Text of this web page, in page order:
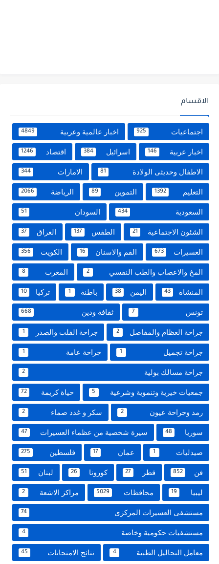
الاقسام
اجتماعيات 925 اخبار عالمية وعربية 4849
اخبار عربية 146 اسرائيل 384 اقتصاد 1246
الاطفال وحديثى الولادة 81 الامارات 344
التعليم 1392 التموين 89 الرياضة 2066
السعودية 434 السودان 51
الشئون الاجتماعية 21 الطقس 137 العراق 37
العسيرات 673 الفم والاسنان 16 الكويت 356
المخ والاعصاب والطب النفسي 2 المغرب 8
المنشاة 43 اليمن 38 باطنة 1 تركيا 10
تونس 7 ثقافة ودين 668
جراحة العظام والمفاصل 2 جراحة القلب والصدر 1
جراحة تجميل 1 جراحة عامة 1
جراحة مسالك بولية 2
جمعيات خيرية وتنموية وشرعية 5 حياة كريمة 72
رمد وجراحة عيون 2 سكر و غدد صماء 2
سوريا 48 سيرة شخصية من عظماء العسيرات 47
صيدليات 1 عمان 17 فلسطين 275
فن 852 قطر 27 كورونا 26 لبنان 51
ليبيا 19 محافظات 5029 مراكز الاشعة 2
مستشفى العسيرات المركزى 74
مستشفيات حكومية وخاصة 4
معامل التحاليل الطبية 4 نتائج الامتحانات 45